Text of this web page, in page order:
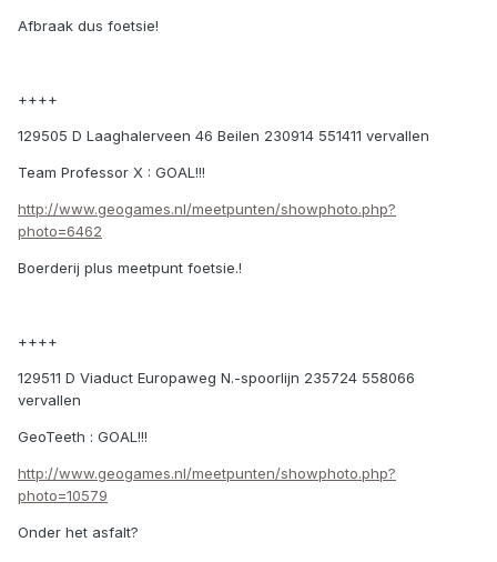
Afbraak dus foetsie!
++++
129505 D Laaghalerveen 46 Beilen 230914 551411 vervallen
Team Professor X : GOAL!!!
http://www.geogames.nl/meetpunten/showphoto.php?
photo=6462
Boerderij plus meetpunt foetsie.!
++++
129511 D Viaduct Europaweg N.-spoorlijn 235724 558066
vervallen
GeoTeeth : GOAL!!!
http://www.geogames.nl/meetpunten/showphoto.php?
photo=10579
Onder het asfalt?